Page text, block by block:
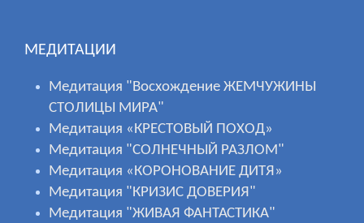
МЕДИТАЦИИ
Медитация "Восхождение ЖЕМЧУЖИНЫ
СТОЛИЦЫ МИРА"
Медитация «КРЕСТОВЫЙ ПОХОД»
Медитация "СОЛНЕЧНЫЙ РАЗЛОМ"
Медитация «КОРОНОВАНИЕ ДИТЯ»
Медитация "КРИЗИС ДОВЕРИЯ"
Медитация "ЖИВАЯ ФАНТАСТИКА"